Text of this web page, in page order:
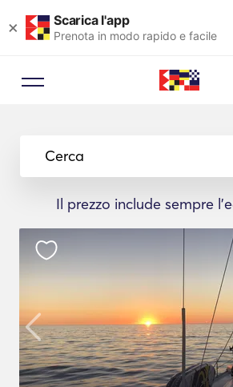
× Scarica l'app
Prenota in modo rapido e facile
Cerca
Il prezzo include sempre